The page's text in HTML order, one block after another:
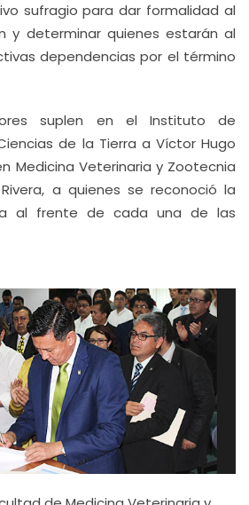
sufragio para dar formalidad al
y determinar quienes estarán al
dependencias por el término
suplen en el Instituto de
de la Tierra a Víctor Hugo
Medicina Veterinaria y Zootecnia
a quienes se reconoció la
al frente de cada una de las